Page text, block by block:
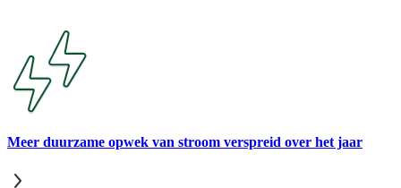
Meer duurzame opwek van stroom verspreid over het jaar